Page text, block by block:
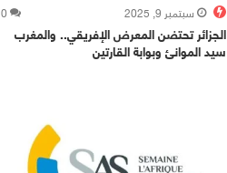
سبتمبر 9, 2025 0
الجزائر تحتضن المعرض الإفريقي.. والمغرب
سيد الموانئ وبوابة القارتين